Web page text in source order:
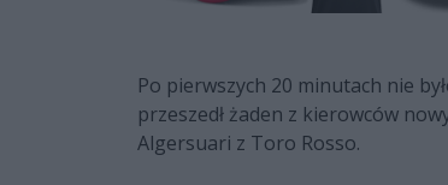
Po pierwszych 20 minutach nie
przeszedł żaden z kierowców
Algersuari z Toro Rosso.